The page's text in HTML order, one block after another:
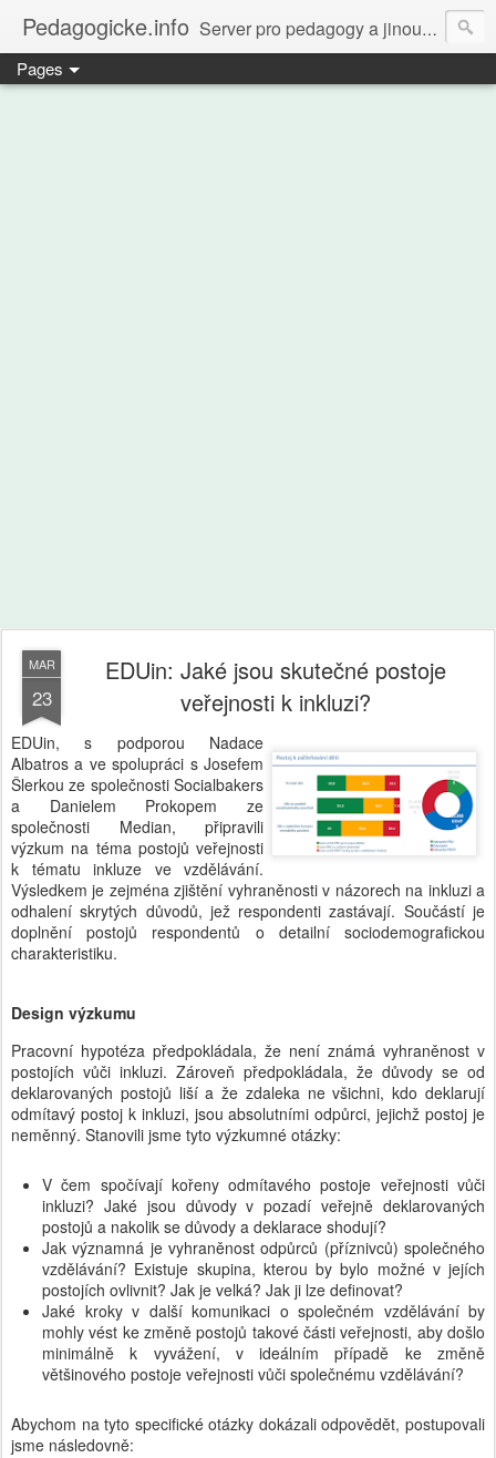
Pedagogicke.info Server pro pedagogy a jinou zvířenu
Pages
MAR
23
EDUin: Jaké jsou skutečné postoje
veřejnosti k inkluzi?
EDUin, s podporou Nadace
Albatros a ve spolupráci s Josefem
Šlerkou ze společnosti Socialbakers
a Danielem Prokopem ze
společnosti Median, připravili
výzkum na téma postojů veřejnosti
k tématu inkluze ve vzdělávání.
Výsledkem je zejména zjištění vyhraněnosti v názorech na inkluzi a
odhalení skrytých důvodů, jež respondenti zastávají. Součástí je
doplnění postojů respondentů o detailní sociodemografickou
charakteristiku.
Design výzkumu
Pracovní hypotéza předpokládala, že není známá vyhraněnost v
postojích vůči inkluzi. Zároveň předpokládala, že důvody se od
deklarovaných postojů liší a že zdaleka ne všichni, kdo deklarují
odmítavý postoj k inkluzi, jsou absolutními odpůrci, jejichž postoj je
neměnný. Stanovili jsme tyto výzkumné otázky:
V čem spočívají kořeny odmítavého postoje veřejnosti vůči
inkluzi? Jaké jsou důvody v pozadí veřejně deklarovaných
postojů a nakolik se důvody a deklarace shodují?
Jak významná je vyhraněnost odpůrců (příznivců) společného
vzdělávání? Existuje skupina, kterou by bylo možné v jejích
postojích ovlivnit? Jak je velká? Jak ji lze definovat?
Jaké kroky v další komunikaci o společném vzdělávání by
mohly vést ke změně postojů takové části veřejnosti, aby došlo
minimálně k vyvážení, v ideálním případě ke změně
většinového postoje veřejnosti vůči společnému vzdělávání?
Abychom na tyto specifické otázky dokázali odpovědět, postupovali
jsme následovně: